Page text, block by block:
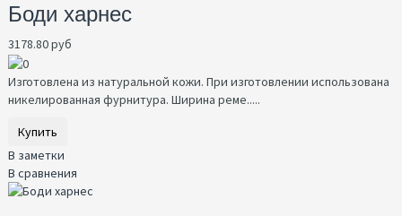
Боди харнес
3178.80 руб
Изготовлена из натуральной кожи. При изготовлении использована
никелированная фурнитура. Ширина реме.....
Купить
В заметки
В сравнения